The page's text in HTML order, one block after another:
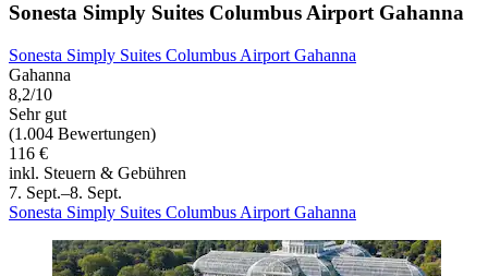
Sonesta Simply Suites Columbus Airport Gahanna
Sonesta Simply Suites Columbus Airport Gahanna
Gahanna
8,2/10
Sehr gut
(1.004 Bewertungen)
116 €
inkl. Steuern & Gebühren
7. Sept.–8. Sept.
Sonesta Simply Suites Columbus Airport Gahanna